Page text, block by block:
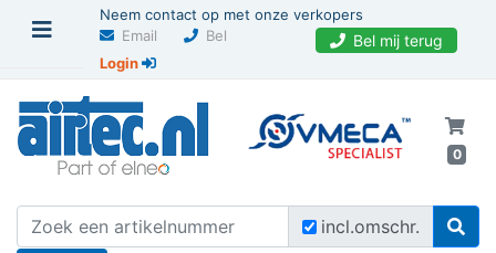
Neem contact op met onze verkopers
Email
Bel Bel mij terug
Login
0
incl.omschr.
U bevindt zich hier Home